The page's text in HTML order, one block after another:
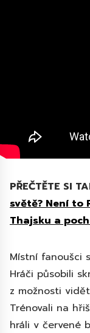
PŘEČTĚTE SI
světě? Není to
Thajsku a
Místní fanoušci
Hráči působili
z možnosti
Trénovali na
hráli v červené